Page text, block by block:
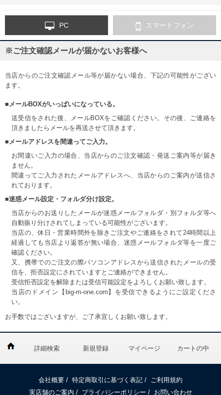
PC スマートフォン
※ご注文確認メールが届かないお客様へ
当店からのご注文確認メール等が届かない場合、下記の可能性がござい
ます。
■メールBOXがいっぱいになっている。
送受信をされた後、メールBOXをご確認ください。その後、ご連絡を
頂きましたらメールを再送させて頂きます。
■メールアドレスを間違ってご入力。
お間違いご入力の場合、当店からのご注文確認・発送ご案内等が届き
ません。
間違ってご入力されたメールアドレスへ、当店からのご案内が送信さ
れております。
■迷惑メール設定・フォルダ分け設定。
当店からのお送りしたメールが迷惑メールフォルダ・別フォルダ等へ
自動振り分けされてしまっている可能性がございます。
当店の、休日・営業時間外を除きご注文やご連絡をされて24時間以上
経過しても当店より返答が無い場合、迷惑メールフォルダ等を一度ご
確認ください。
又、携帯でのご注文の際パソコンアドレスから送信されたメールの受
信を、拒否設定にされていますとご連絡ができません。
受信拒否設定を解除または受信可能設定をよろしくお願い致します。
当店のドメイン【big-m-one.com】を受信できるようにご設定くださ
い。
お手数ではございますが、ご了承宜しくお願い致します。
詳細検索 新規登録 マイページ カートの中
会社概要 / 特定商取引に基づく表記 / ご利用規約
実店舗のご案内 / プライバシーポリシー / お問い合わせ